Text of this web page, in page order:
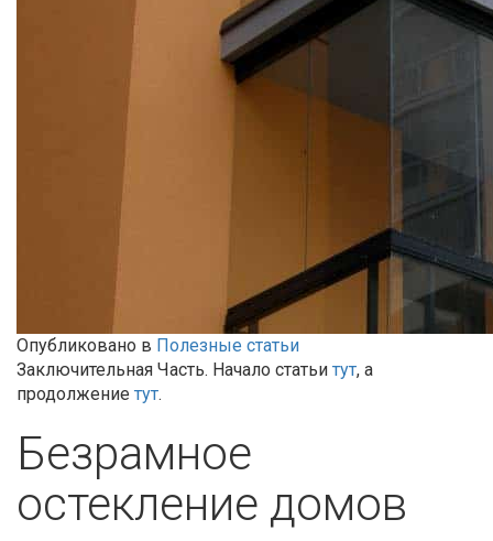
Опубликовано в Полезные статьи
Заключительная Часть. Начало статьи тут, а
продолжение тут.
Безрамное
остекление домов